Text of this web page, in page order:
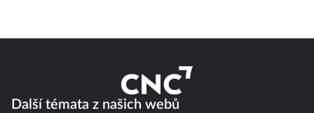
Další témata z našich webů